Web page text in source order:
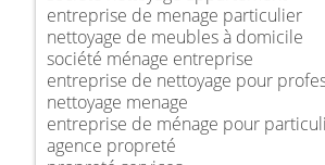
entreprise de menage particulier
nettoyage de meubles à domicile
société ménage entreprise
entreprise de nettoyage pour
nettoyage menage
entreprise de ménage pour
agence propreté